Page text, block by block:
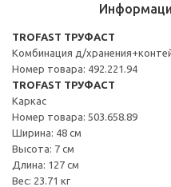
TROFAST ТРУФАСТ
Комбинация д/
Номер товара: 492.221.94
TROFAST ТРУФАСТ
Каркас
Номер товара: 503.658.89
Ширина: 48 см
Высота: 7 см
Длина: 127 см
Вес: 23.71 кг